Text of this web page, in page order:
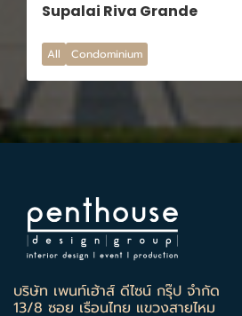
Supalai Riva Grande
All Condominium
บริษัท เพนท์เฮ้าส์ ดีไซน์ กรุ๊ป จำกัด
13/8 ซอย เรือนไทย แขวงสายไหม